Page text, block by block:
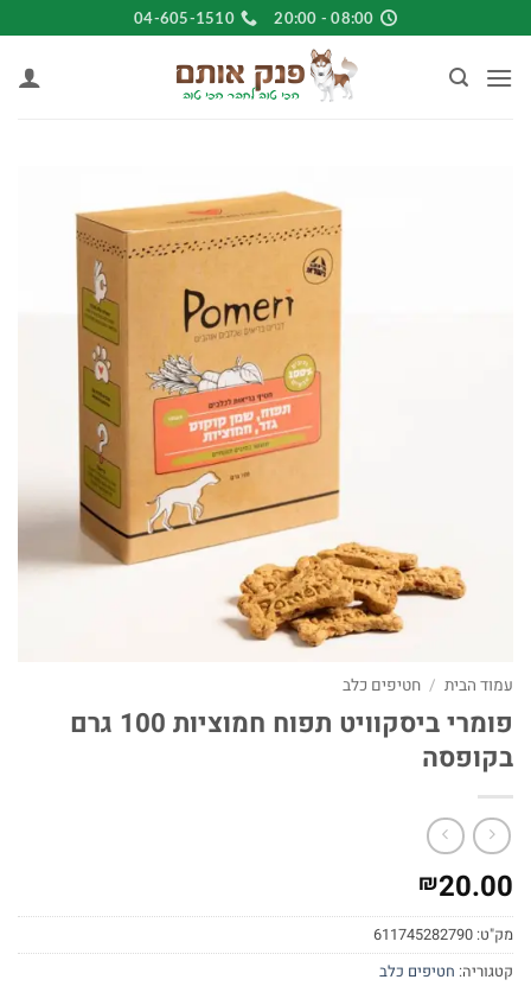
to
content
08:00 - 20:00
04-605-1510
עמוד הבית / חטיפים כלב
פומרי ביסקוויט תפוח חמוציות 100 גרם
בקופסה
₪20.00
מק"ט: 611745282790
קטגוריה: חטיפים כלב